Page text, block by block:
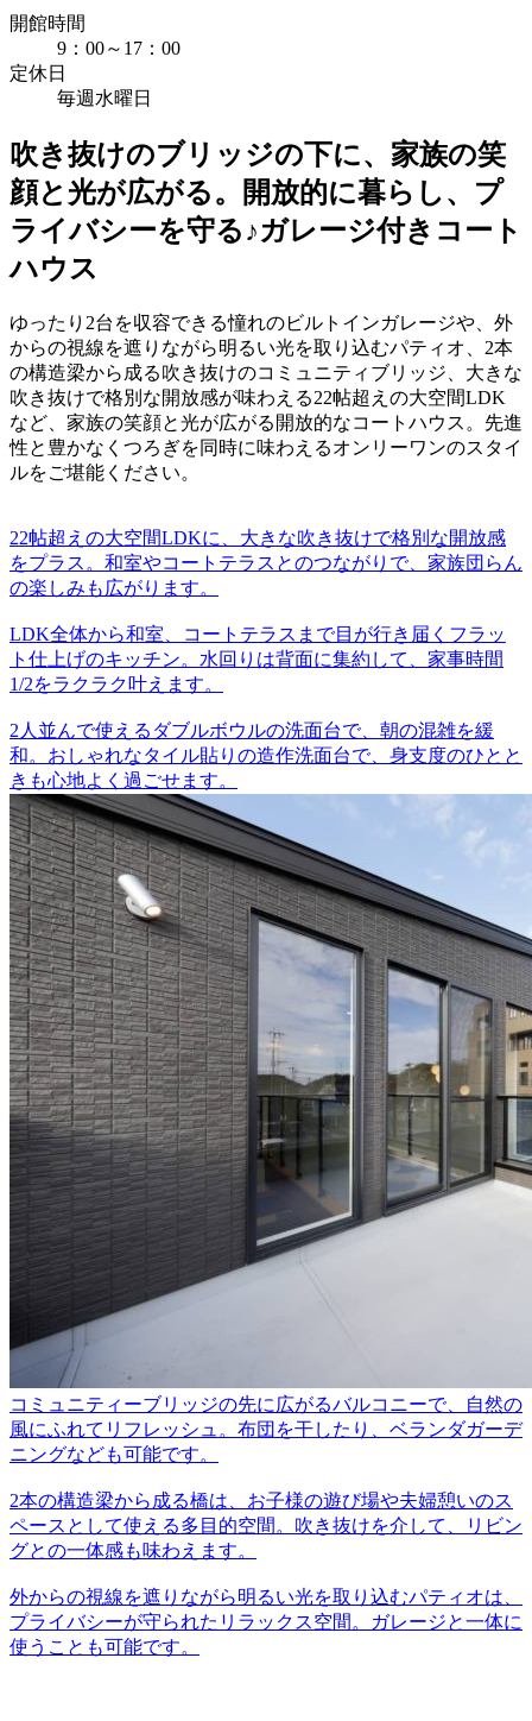
開館時間
9：00～17：00
定休日
毎週水曜日
吹き抜けのブリッジの下に、家族の笑
顔と光が広がる。開放的に暮らし、プ
ライバシーを守る♪ガレージ付きコート
ハウス
ゆったり2台を収容できる憧れのビルトインガレージや、外
からの視線を遮りながら明るい光を取り込むパティオ、2本
の構造梁から成る吹き抜けのコミュニティブリッジ、大きな
吹き抜けで格別な開放感が味わえる22帖超えの大空間LDK
など、家族の笑顔と光が広がる開放的なコートハウス。先進
性と豊かなくつろぎを同時に味わえるオンリーワンのスタイ
ルをご堪能ください。
22帖超えの大空間LDKに、大きな吹き抜けで格別な開放感
をプラス。和室やコートテラスとのつながりで、家族団らん
の楽しみも広がります。
LDK全体から和室、コートテラスまで目が行き届くフラッ
ト仕上げのキッチン。水回りは背面に集約して、家事時間
1/2をラクラク叶えます。
2人並んで使えるダブルボウルの洗面台で、朝の混雑を緩
和。おしゃれなタイル貼りの造作洗面台で、身支度のひとと
きも心地よく過ごせます。
コミュニティーブリッジの先に広がるバルコニーで、自然の
風にふれてリフレッシュ。布団を干したり、ベランダガーデ
ニングなども可能です。
2本の構造梁から成る橋は、お子様の遊び場や夫婦憩いのス
ペースとして使える多目的空間。吹き抜けを介して、リビン
グとの一体感も味わえます。
外からの視線を遮りながら明るい光を取り込むパティオは、
プライバシーが守られたリラックス空間。ガレージと一体に
使うことも可能です。